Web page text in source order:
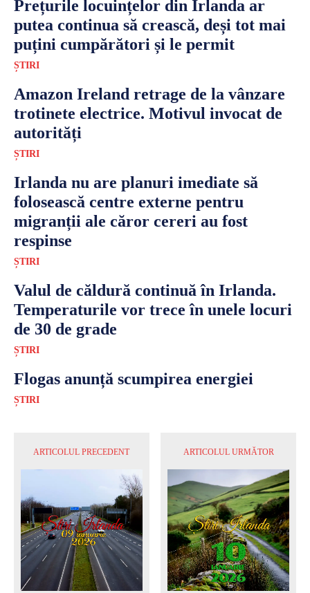
Prețurile locuințelor din Irlanda ar
putea continua să crească, deși tot mai
puțini cumpărători și le permit
ȘTIRI
Amazon Ireland retrage de la vânzare
trotinete electrice. Motivul invocat de
autorități
ȘTIRI
Irlanda nu are planuri imediate să
folosească centre externe pentru
migranții ale căror cereri au fost
respinse
ȘTIRI
Valul de căldură continuă în Irlanda.
Temperaturile vor trece în unele locuri
de 30 de grade
ȘTIRI
Flogas anunță scumpirea energiei
ȘTIRI
ARTICOLUL PRECEDENT ARTICOLUL URMĂTOR